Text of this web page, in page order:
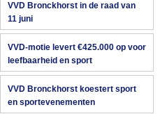
VVD Bronckhorst in de raad van
11 juni
VVD-motie levert €425.000 op voor
leefbaarheid en sport
VVD Bronckhorst koestert sport
en sportevenementen